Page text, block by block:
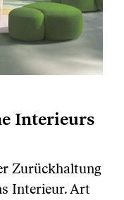
Interieurs
Zurückhaltung
Interieur. Art